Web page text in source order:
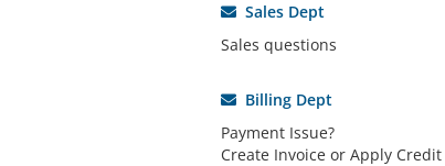
Sales Dept
Sales questions
Billing Dept
Payment Issue?
Create Invoice or Apply Credit